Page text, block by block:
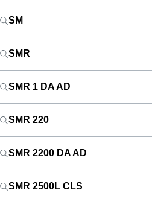
SM
SMR
SMR 1 DA AD
SMR 220
SMR 2200 DA AD
SMR 2500L CLS